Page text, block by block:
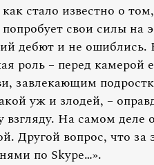
стало известно о
свои силы на
дебют и не ошиблись.
роль – перед
завлекающим
уж и злодей, –
взгляду. На самом
Другой вопрос, что
по Skype…».